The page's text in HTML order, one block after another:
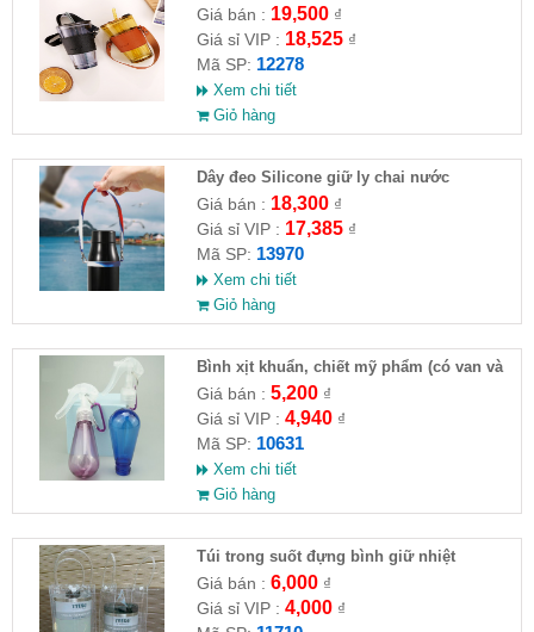
Giá bán : 19,500₫
Giá sỉ VIP : 18,525₫
Mã SP: 12278
Xem chi tiết
Giỏ hàng
Dây đeo Silicone giữ ly chai nước
Giá bán : 18,300₫
Giá sỉ VIP : 17,385₫
Mã SP: 13970
Xem chi tiết
Giỏ hàng
Bình xịt khuẩn, chiết mỹ phẩm (có van và
móc khoá)
Giá bán : 5,200₫
Giá sỉ VIP : 4,940₫
Mã SP: 10631
Xem chi tiết
Giỏ hàng
Túi trong suốt đựng bình giữ nhiệt
2510CM ( HĐ )
Giá bán : 6,000₫
Giá sỉ VIP : 4,000₫